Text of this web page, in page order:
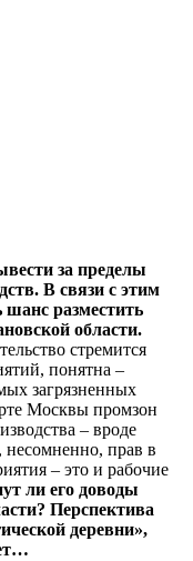
за пределы
В связи с этим
шанс разместить
области.
стремится
понятна –
загрязненных
Москвы промзон
– вроде
прав в
– это и рабочие
ли его доводы
Перспектива
деревни»,